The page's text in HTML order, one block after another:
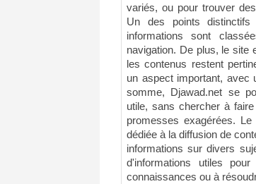
variés, ou pour trouver
Un des points
informations sont
navigation. De plus, le site
les contenus restent
un aspect important, avec
somme, Djawad.net se
utile, sans chercher à
promesses exagérées.
dédiée à la diffusion de
informations sur divers
d'informations utiles
connaissances ou à